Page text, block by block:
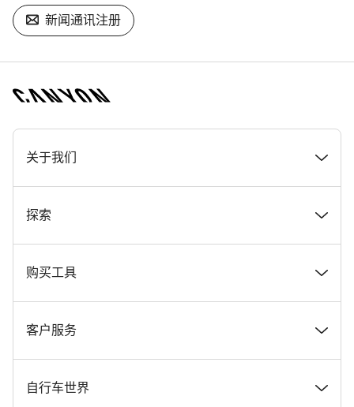
新闻通讯注册
[footer.linksList.title]
关于我们
奖项
在 Canyon 工作
Canyon 新闻发布室
条款和条件
探索
新闻和故事
提示和建议
Canyon Home Koblenz
购买工具
找到您梦寐以求的 Canyon 自行车
现货自行车
客户服务
支持中心
自行车世界